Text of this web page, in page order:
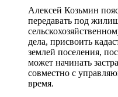
Алексей Козьмин
передавать под
дела, присвоить
землей поселения,
может начинать
совместно с
время.